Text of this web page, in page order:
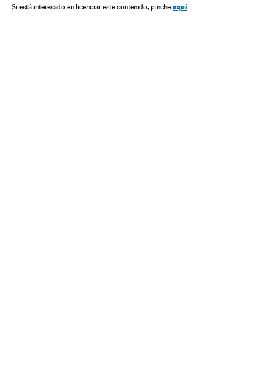
América Latina Governo América
Si está interesado en licenciar este contenido, pinche aquí